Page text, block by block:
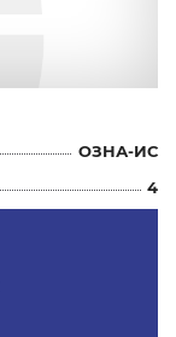
ОЗНА-ИС
4